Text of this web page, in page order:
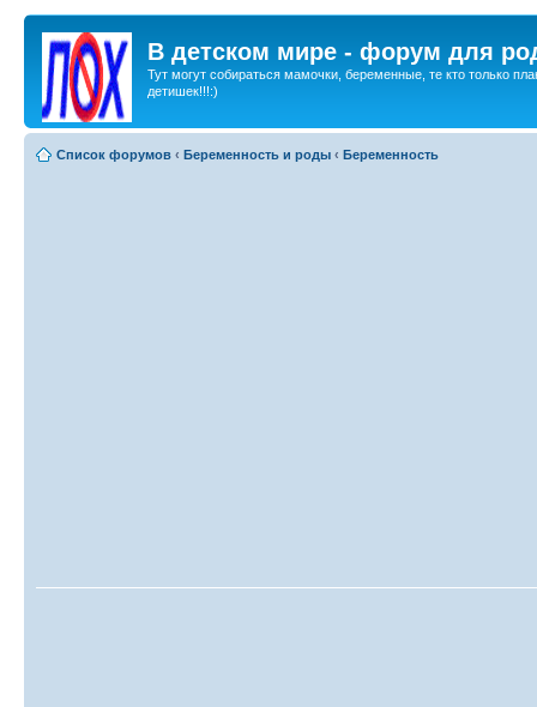
В детском мире - форум для
Тут могут собираться мамочки, беременные, те кто только
детишек!!!:)
Список форумов ‹ Беременность и роды ‹ Беременность